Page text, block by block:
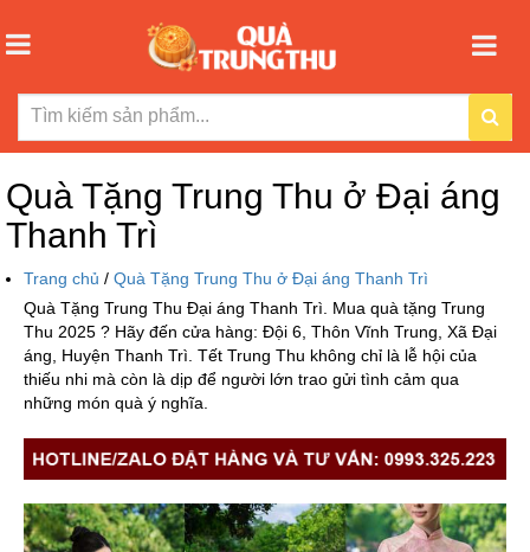
Quà Tặng Trung Thu ở Đại áng
Thanh Trì
Trang chủ / Quà Tặng Trung Thu ở Đại áng Thanh Trì
Quà Tặng Trung Thu Đại áng Thanh Trì. Mua quà tặng Trung
Thu 2025 ? Hãy đến cửa hàng: Đội 6, Thôn Vĩnh Trung, Xã Đại
áng, Huyện Thanh Trì. Tết Trung Thu không chỉ là lễ hội của
thiếu nhi mà còn là dịp để người lớn trao gửi tình cảm qua
những món quà ý nghĩa.